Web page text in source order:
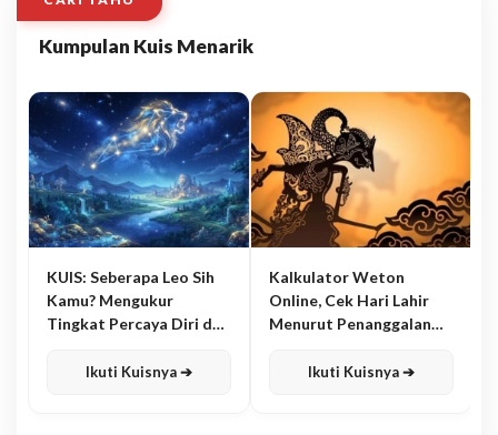
Kumpulan Kuis Menarik
KUIS: Seberapa Leo Sih
Kamu? Mengukur
Tingkat Percaya Diri dan
Ikuti Kuisnya ➔
Kalkulator Weton
Online, Cek Hari Lahir
Menurut Penanggalan
Ikuti Kuisnya ➔